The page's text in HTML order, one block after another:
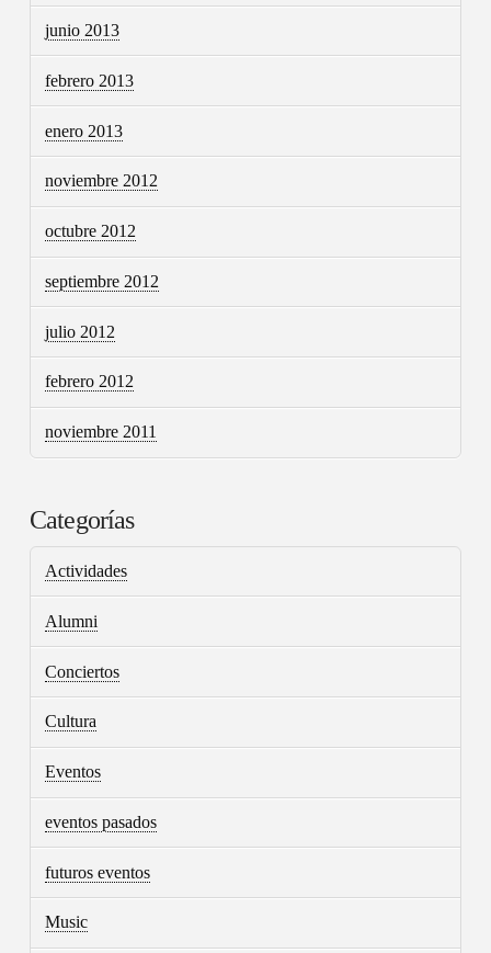
junio 2013
febrero 2013
enero 2013
noviembre 2012
octubre 2012
septiembre 2012
julio 2012
febrero 2012
noviembre 2011
Categorías
Actividades
Alumni
Conciertos
Cultura
Eventos
eventos pasados
futuros eventos
Music